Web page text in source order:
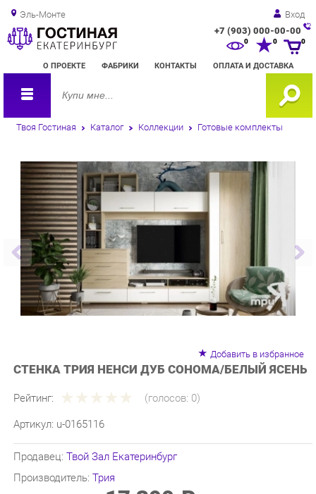
Эль-Монте Вход
+7 (903) 000-00-00
О ПРОЕКТЕ ФАБРИКИ КОНТАКТЫ ОПЛАТА И ДОСТАВКА
0 0
Твоя Гостиная Каталог Коллекции Готовые комплекты
СТЕНКА ТРИЯ НЕНСИ ДУБ СОНОМА/БЕЛЫЙ ЯСЕНЬ
Производитель:Трия
Последняя цена:
17 390 ₽